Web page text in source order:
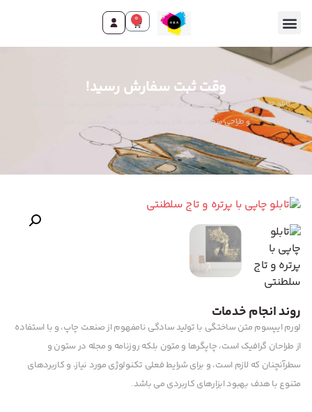
0
وقت ثبت سفارش رسید!
تابلو چاپی با پرتره و تاج سلطنتی، اثری لوکس و سنتی برای دکوراسیون منزل. با کیفیت بالا
و طراحی منحصربه‌فرد، قابل سفارش. همین حالا سفارش دهید!
روند انجام خدمات
لورم ایپسوم متن ساختگی با تولید سادگی نامفهوم از صنعت چاپ، و با استفاده
از طراحان گرافیک است، چاپگرها و متون بلکه روزنامه و مجله در ستون و
سطرآنچنان که لازم است، و برای شرایط فعلی تکنولوژی مورد نیاز، و کاربردهای
متنوع با هدف بهبود ابزارهای کاربردی می باشد.